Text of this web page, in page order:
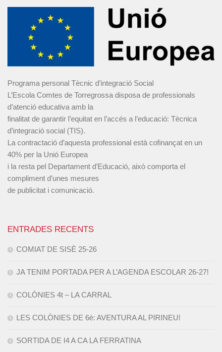
Programa personal Tècnic d’integració Social
L’Escola Comtes de Torregrossa disposa de professionals
d’atenció educativa amb la
finalitat de garantir l’equitat en l’accés a l’educació: Tècnica
d’integració social (TIS).
La contractació d’aquesta professional està cofinançat en un
40% per la Unió Europea
i la resta pel Departament d’Educació, això comporta el
compliment d’unes mesures
de publicitat i comunicació.
ENTRADES RECENTS
COMIAT DE SISÈ 25-26
JA TENIM PORTADA PER A L’AGENDA ESCOLAR 26-27!
COLÒNIES 4t – LA CARRAL
LES COLÒNIES DE 6è: AVENTURA AL PIRINEU!
SORTIDA DE I4 A CA LA FERRATINA